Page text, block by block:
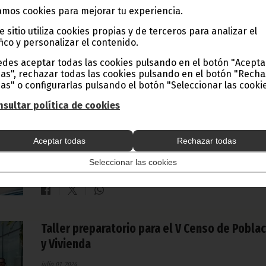
cookies para mejorar tu experiencia.
sitio utiliza cookies propias y de terceros para analizar el
y personalizar el contenido.
aceptar todas las cookies pulsando en el botón
rechazar todas las cookies pulsando en el botón
o configurarlas pulsando el botón "Seleccionar las
política de cookies
Aceptar todas Rechazar todas
Seleccionar las cookies
Noticias Estadísticas Gobierno
Informe de las Cuentas Nacionales
2024 sobre la Economía de Guinea Ecuatorial
julio 16, 2024
Trimestrales, que proporciona la estimación del Producto
Interior Bruto Trimestral, principal indicador de coyuntura
económica nacional.
Noticias Estadísticas Gobierno
Taller preparatorio para el V Censo de
y Vivienda
julio 01, 2024